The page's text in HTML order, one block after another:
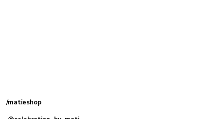
/matieshop